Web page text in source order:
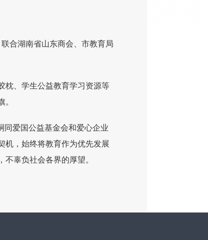
合湖南省山东商会、市教育局
枕、学生公益教育学习资源等
同爱国公益基金会和爱心企业
机，始终将教育作为优先发展
辜负社会各界的厚望。